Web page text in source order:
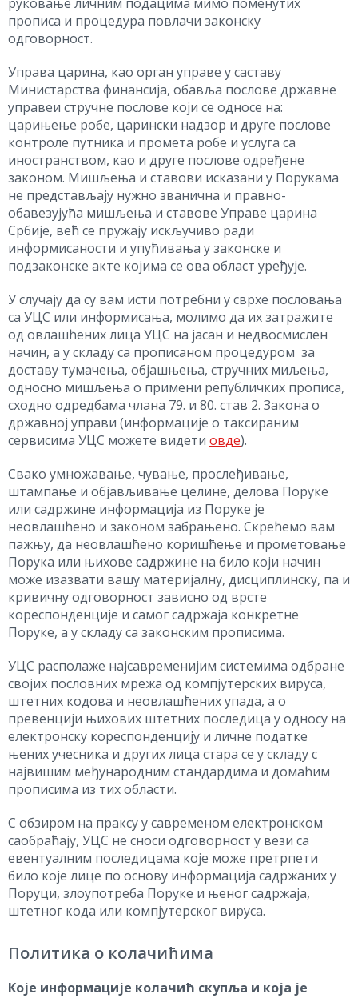
прописа и процедура повлачи законску
одговорност.
Управа царина, као орган управе у саставу
Министарства финансија, обавља послове државне
управеи стручне послове који се односе на:
царињење робе, царински надзор и друге послове
контроле путника и промета робе и услуга са
иностранством, као и друге послове одређене
законом. Мишљења и ставови исказани у Порукама
не представљају нужно званична и правно-
обавезујућа мишљења и ставове Управе царина
Србије, већ се пружају искључиво ради
информисаности и упућивања у законске и
подзаконске акте којима се ова област уређује.
У случају да су вам исти потребни у сврхе пословања
са УЦС или информисања, молимо да их затражите
од овлашћених лица УЦС на јасан и недвосмислен
начин, а у складу са прописаном процедуром за
доставу тумачења, објашњења, стручних миљењa,
односно мишљења о примени републичких прописа,
сходно одредбама члана 79. и 80. став 2. Закона о
државној управи (информације о таксираним
сервисима УЦС можете видети овде).
Свако умножавање, чување, прослеђивање,
штампање и објављивање целине, делова Поруке
или садржине информација из Поруке је
неовлашћено и законом забрањено. Скрећемо вам
пажњу, да неовлашћено коришћење и прометовање
Порука или њихове садржине на било који начин
може изазвати вашу материјалну, дисциплинску, па и
кривичну одговорност зависно од врсте
кореспонденције и самог садржаја конкретне
Поруке, а у складу са законским прописима.
УЦС располаже најсавременијим системима одбране
својих пословних мрежа од компјутерских вируса,
штетних кодова и неовлашћених упада, а о
превенцији њихових штетних последица у односу на
електронску кореспонденцију и личне податке
њених учесника и других лица стара се у складу с
највишим међународним стандардима и домаћим
прописима из тих области.
С обзиром на праксу у савременом електронском
саобраћају, УЦС не сноси одговорност у вези са
евентуалним последицама које може претрпети
било које лице по основу информација садржаних у
Поруци, злоупотреба Поруке и њеног садржаја,
штетног кода или компјутерског вируса.
Политика о колачићима
Које информације колачић скупља и која је